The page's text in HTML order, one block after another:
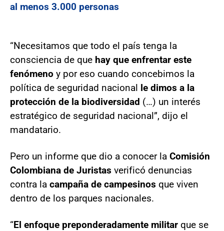
al menos 3.000 personas
“Necesitamos que todo el país tenga la
consciencia de que hay que enfrentar este
fenómeno y por eso cuando concebimos la
política de seguridad nacional le dimos a la
protección de la biodiversidad (…) un interés
estratégico de seguridad nacional”, dijo el
mandatario.
Pero un informe que dio a conocer la Comisión
Colombiana de Juristas verificó denuncias
contra la campaña de campesinos que viven
dentro de los parques nacionales.
“El enfoque preponderadamente militar que se